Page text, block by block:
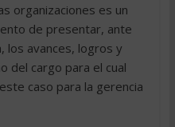
organizaciones es un
de presentar, ante
los avances, logros y
del cargo para el cual
caso para la gerencia